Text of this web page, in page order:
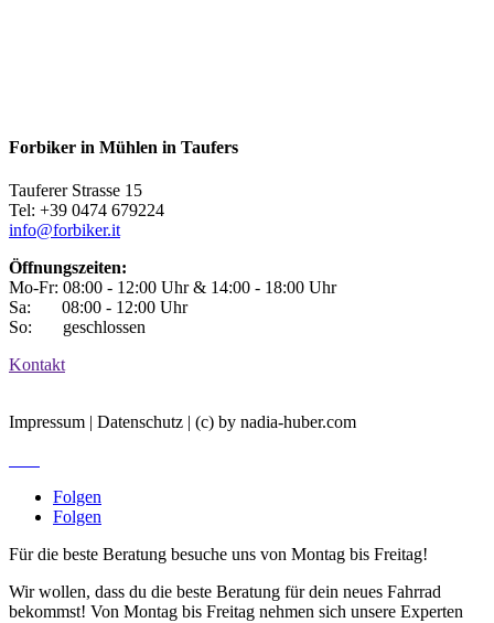
Forbiker in Mühlen in Taufers
Tauferer Strasse 15
Tel: +39 0474 679224
info@forbiker.it
Öffnungszeiten:
Mo-Fr: 08:00 - 12:00 Uhr & 14:00 - 18:00 Uhr
Sa: 08:00 - 12:00 Uhr
So: geschlossen
Kontakt
Impressum | Datenschutz | (c) by nadia-huber.com
Folgen
Folgen
Für die beste Beratung besuche uns von Montag bis Freitag!
Wir wollen, dass du die beste Beratung für dein neues Fahrrad
bekommst! Von Montag bis Freitag nehmen sich unsere Experten